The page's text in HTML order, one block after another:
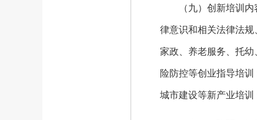
（九）创新培训内容
律意识和相关法律法
家政、养老服务、托
险防控等创业指导培
城市建设等新产业培训